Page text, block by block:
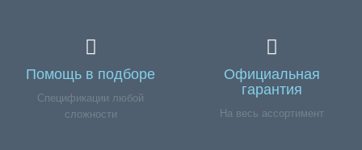
Помощь в подборе
Спецификации любой
сложности
Официальная
гарантия
На весь ассортимент